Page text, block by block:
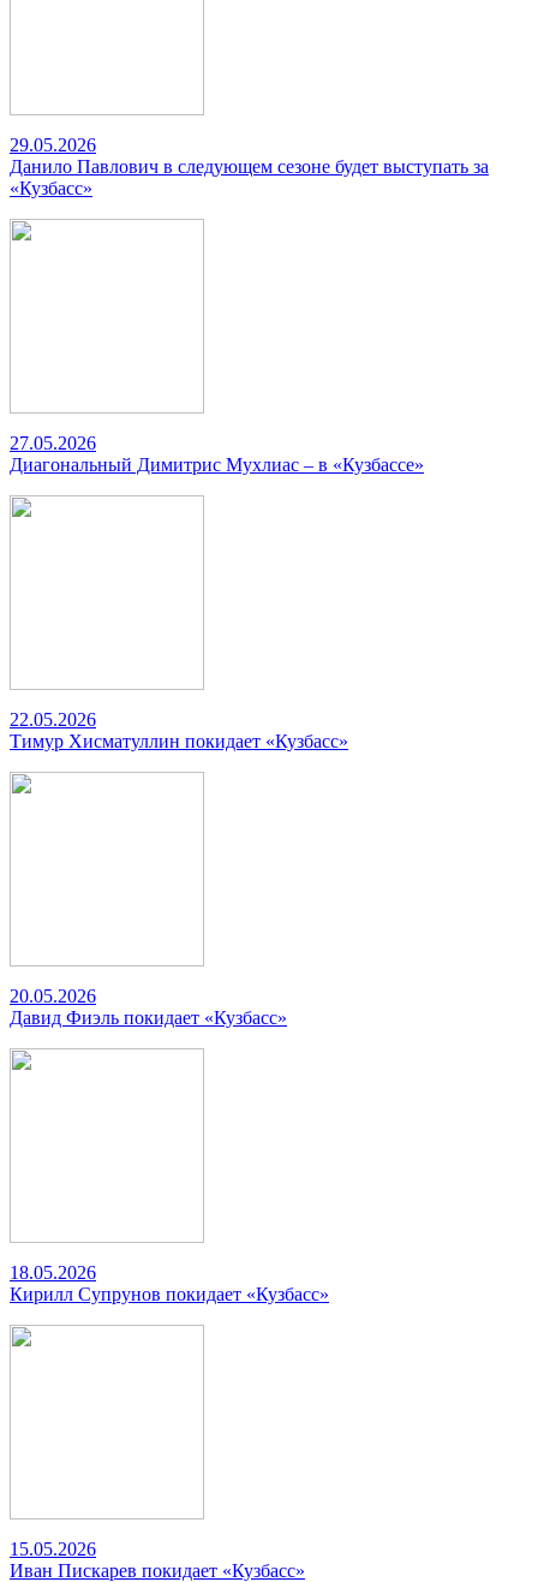
29.05.2026
Данило Павлович в следующем сезоне будет выступать за
«Кузбасс»
27.05.2026
Диагональный Димитрис Мухлиас – в «Кузбассе»
22.05.2026
Тимур Хисматуллин покидает «Кузбасс»
20.05.2026
Давид Фиэль покидает «Кузбасс»
18.05.2026
Кирилл Супрунов покидает «Кузбасс»
15.05.2026
Иван Пискарев покидает «Кузбасс»